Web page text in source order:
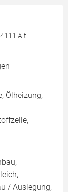
Alt
Ölheizung,
/ Auslegung,